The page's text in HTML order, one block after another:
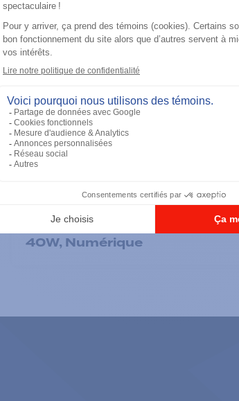
CM300D (UHF 403-470M) 99
40W, Numérique